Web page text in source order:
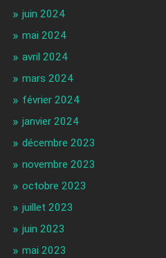
juin 2024
mai 2024
avril 2024
mars 2024
février 2024
janvier 2024
décembre 2023
novembre 2023
octobre 2023
juillet 2023
juin 2023
mai 2023